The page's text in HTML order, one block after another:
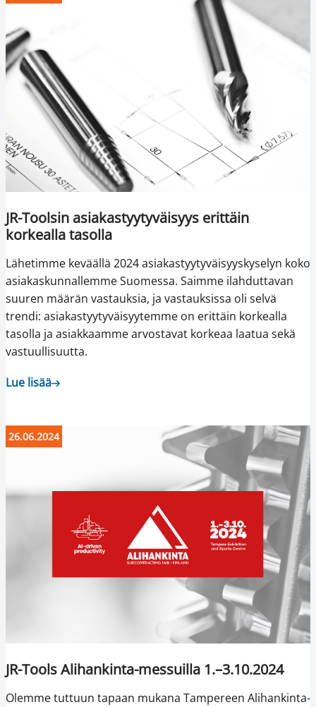
JR-Toolsin asiakastyytyväisyys erittäin
korkealla tasolla
Lähetimme keväällä 2024 asiakastyytyväisyyskyselyn koko
asiakaskunnallemme Suomessa. Saimme ilahduttavan
suuren määrän vastauksia, ja vastauksissa oli selvä
trendi: asiakastyytyväisyytemme on erittäin korkealla
tasolla ja asiakkaamme arvostavat korkeaa laatua sekä
vastuullisuutta.
Lue lisää
26.06.2024
JR-Tools Alihankinta-messuilla 1.–3.10.2024
Olemme tuttuun tapaan mukana Tampereen Alihankinta-